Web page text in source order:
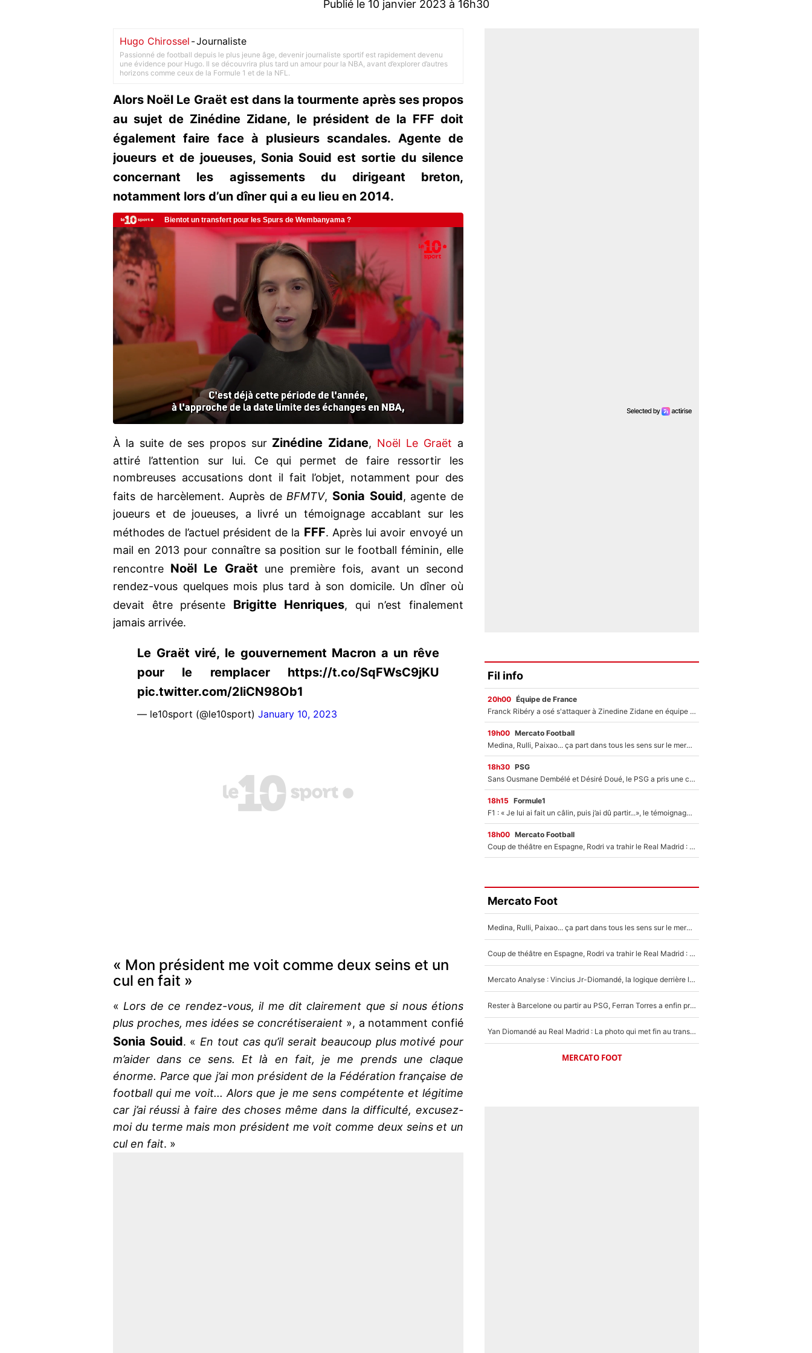
Publié le 10 janvier 2023 à 16h30
Hugo Chirossel -Journaliste
Passionné de football depuis le plus jeune âge, devenir journaliste sportif est rapidement devenu
une évidence pour Hugo. Il se découvrira plus tard un amour pour la NBA, avant d’explorer d’autres
horizons comme ceux de la Formule 1 et de la NFL.
Alors Noël Le Graët est dans la tourmente après ses propos
au sujet de Zinédine Zidane, le président de la FFF doit
également faire face à plusieurs scandales. Agente de
joueurs et de joueuses, Sonia Souid est sortie du silence
concernant les agissements du dirigeant breton,
notamment lors d’un dîner qui a eu lieu en 2014.
À la suite de ses propos sur Zinédine Zidane, Noël Le Graët a
attiré l’attention sur lui. Ce qui permet de faire ressortir les
nombreuses accusations dont il fait l’objet, notamment pour des
faits de harcèlement. Auprès deBFMTV, Sonia Souid, agente de
joueurs et de joueuses, a livré un témoignage accablant sur les
méthodes de l’actuel président de la FFF. Après lui avoir envoyé un
mail en 2013 pour connaître sa position sur le football féminin, elle
rencontre Noël Le Graët une première fois, avant un second
rendez-vous quelques mois plus tard à son domicile. Un dîner où
devait être présente Brigitte Henriques, qui n’est finalement
jamais arrivée.
Le Graët viré, le gouvernement Macron a un rêve
pour le remplacer https://t.co/SqFWsC9jKU
pic.twitter.com/2liCN98Ob1
— le10sport (@le10sport) January 10, 2023
« Mon président me voit comme deux seins et un
cul en fait »
«Lors de ce rendez-vous, il me dit clairement que si nous étions
plus proches, mes idées se concrétiseraient », a notamment confié
Sonia Souid. «En tout cas qu’il serait beaucoup plus motivé pour
m’aider dans ce sens. Et là en fait, je me prends une claque
énorme. Parce que j’ai mon président de la Fédération française de
football qui me voit... Alors que je me sens compétente et légitime
car j’ai réussi à faire des choses même dans la difficulté, excusez-
moi du terme mais mon président me voit comme deux seins et un
cul en fait. »
Fil info
20h00 Équipe de France
Franck Ribéry a osé s'attaquer à Zinedine Zidane en équipe de France : «Je n'aurais jamais fait ça»
19h00 Mercato Football
Medina, Rulli, Paixao... ça part dans tous les sens sur le mercato de l'OM : Frank McCourt va enfin récupérer l'argent qu'il attend ?
18h30 PSG
Sans Ousmane Dembélé et Désiré Doué, le PSG a pris une correction face à Majorque : Luis Enrique attend avec impatience des renforts !
18h15 Formule1
F1 : « Je lui ai fait un câlin, puis j’ai dû partir...», le témoignage émouvant de Max Verstappen sur sa fille
18h00 Mercato Football
Coup de théâtre en Espagne, Rodri va trahir le Real Madrid : Le Ballon d'Or a choisi de signer au FC Barcelone !
Mercato Foot
Medina, Rulli, Paixao... ça part dans tous les sens sur le mercato de l'OM : Frank McCourt va enfin récupérer l'argent qu'il attend ?
Coup de théâtre en Espagne, Rodri va trahir le Real Madrid : Le Ballon d'Or a choisi de signer au FC Barcelone !
Mercato Analyse : Vincius Jr-Diomandé, la logique derrière la concordance des temps
Rester à Barcelone ou partir au PSG, Ferran Torres a enfin pris sa décision : La course contre la montre est lancée !
Yan Diomandé au Real Madrid : La photo qui met fin au transfert de l’été !
MERCATO FOOT